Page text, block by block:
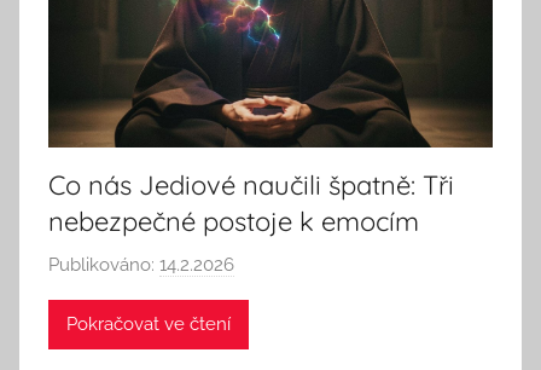
h
k
Co nás Jediové naučili špatně: Tři
nebezpečné postoje k emocím
Publikováno: 14.2.2026
u
Pokračovat ve čtení